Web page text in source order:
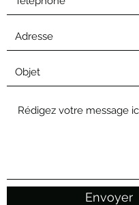
Envoyer